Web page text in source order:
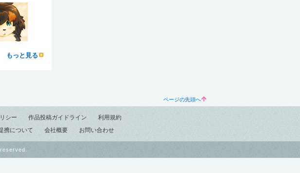
もっと見る
ページの先頭へ
シー 作品投稿ガイドライン
利用規約
携について 会社概要 お問い合わせ